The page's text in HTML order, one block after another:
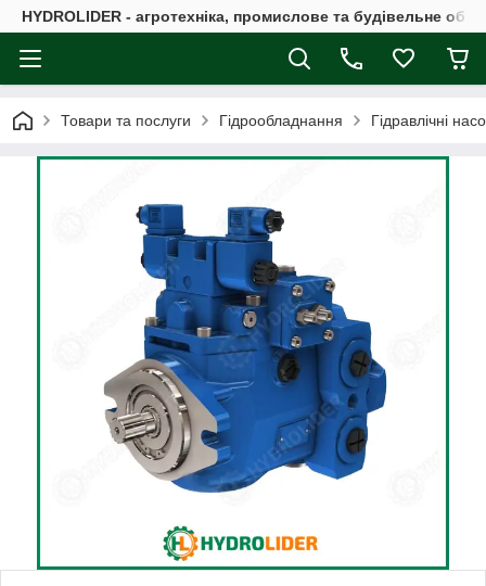
HYDROLIDER - агротехніка, промислове та будівельне
Товари та послуги Гідрообладнання Гідравлічні